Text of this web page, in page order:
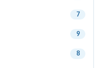
7
9
8